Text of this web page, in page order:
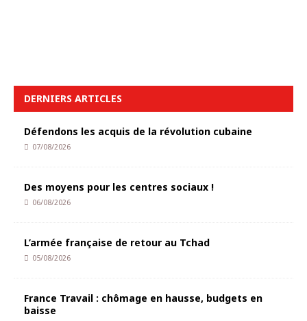
DERNIERS ARTICLES
Défendons les acquis de la révolution cubaine
07/08/2026
Des moyens pour les centres sociaux !
06/08/2026
L’armée française de retour au Tchad
05/08/2026
France Travail : chômage en hausse, budgets en
baisse